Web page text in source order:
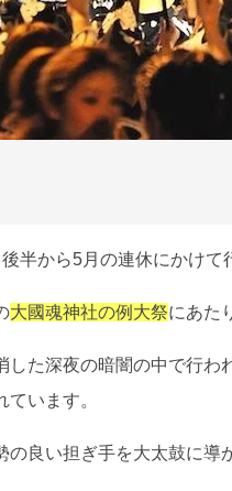
半から5月の連休にかけて
大國魂神社の例大祭にあた
した深夜の暗闇の中で行
います。
の良い担ぎ手を大太鼓に導